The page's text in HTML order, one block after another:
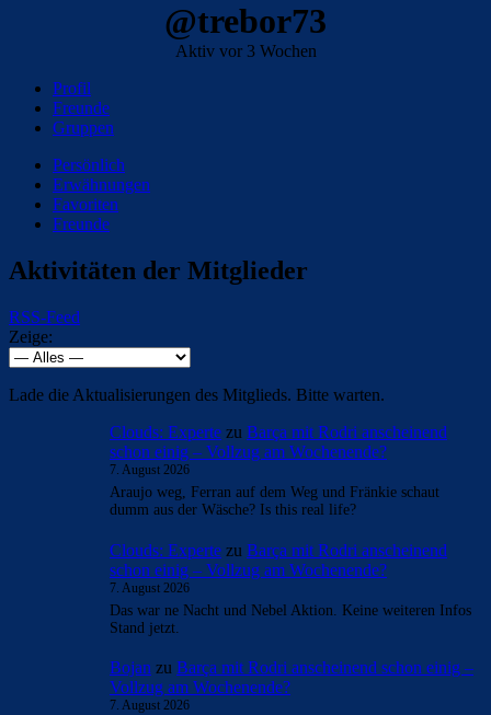
@trebor73
Aktiv vor 3 Wochen
Profil
Freunde
Gruppen
Persönlich
Erwähnungen
Favoriten
Freunde
Aktivitäten der Mitglieder
RSS-Feed
Zeige:
Lade die Aktualisierungen des Mitglieds. Bitte warten.
Clouds: Experte zu Barça mit Rodri anscheinend
schon einig – Vollzug am Wochenende?
7. August 2026
Araujo weg, Ferran auf dem Weg und Fränkie schaut
dumm aus der Wäsche? Is this real life?
Clouds: Experte zu Barça mit Rodri anscheinend
schon einig – Vollzug am Wochenende?
7. August 2026
Das war ne Nacht und Nebel Aktion. Keine weiteren Infos
Stand jetzt.
Bojan zu Barça mit Rodri anscheinend schon einig –
Vollzug am Wochenende?
7. August 2026